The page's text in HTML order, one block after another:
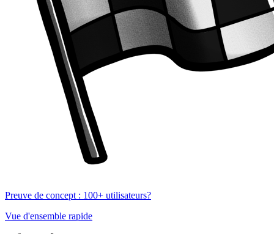
Preuve de concept : 100+ utilisateurs?
Vue d'ensemble rapide